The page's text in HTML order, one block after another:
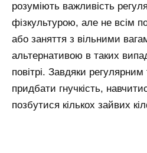
розуміють важливість
фізкультурою, але не всім
або заняття з вільними
альтернативою в таких
повітрі. Завдяки
придбати гнучкість,
позбутися кількох зайвих